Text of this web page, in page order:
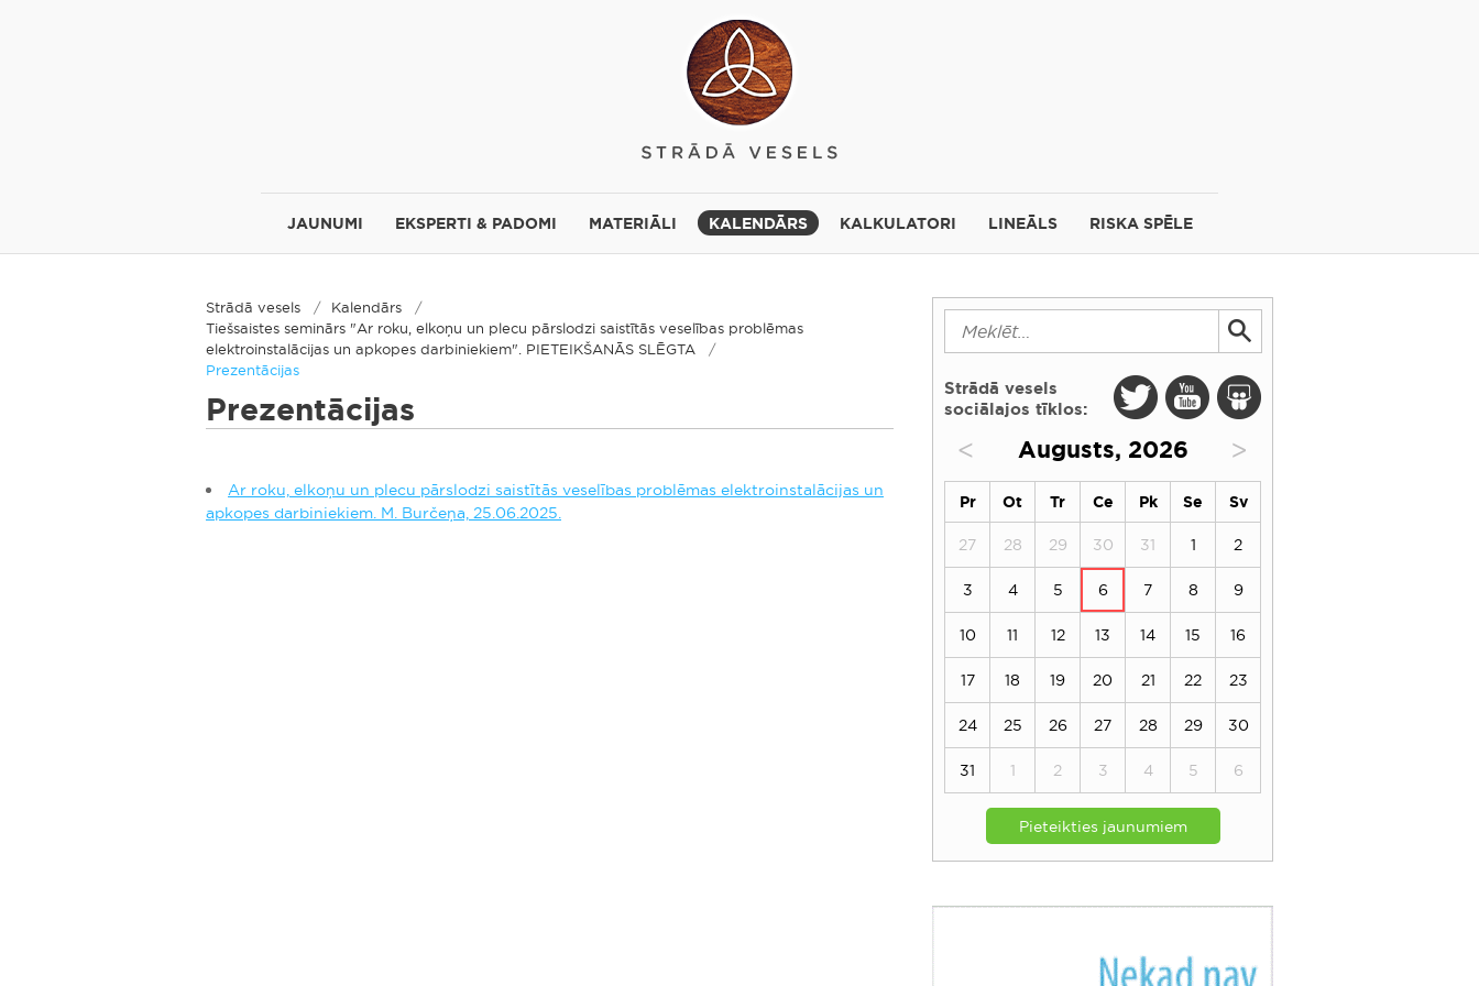
JAUNUMI EKSPERTI & PADOMI MATERIĀLI KALENDĀRS KALKULATORI LINEĀLS RISKA SPĒLE
Strādā vesels
Kalendārs
Tiešsaistes seminārs "Ar roku, elkoņu un plecu pārslodzi saistītās veselības problēmas
elektroinstalācijas un apkopes darbiniekiem". PIETEIKŠANĀS SLĒGTA
Prezentācijas
Prezentācijas
Ar roku, elkoņu un plecu pārslodzi saistītās veselības problēmas elektroinstalācijas un
apkopes darbiniekiem. M. Burčeņa, 25.06.2025.
Strādā vesels
sociālajos tīklos:
< Augusts, 2026 >
Pr Ot Tr Ce Pk Se Sv
27 28 29 30 31 1 2
3 4 5 6 7 8 9
10 11 12 13 14 15 16
17 18 19 20 21 22 23
24 25 26 27 28 29 30
31 1 2 3 4 5 6
Pieteikties jaunumiem